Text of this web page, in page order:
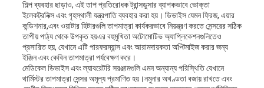
শিল্প ব্যবহার ছাড়াও, এই তাপ প্রতিরোধক ট্রান্সডুসার ব্যাপকভাবে ভোক্তা
ইলেকট্রনিক্স এবং গৃহস্থালী যন্ত্রপাতি ব্যবহার করা হয়। ডিভাইস যেমন ফ্রিজ, এয়ার
কন্ডিশনার,এবং ওয়াটার হিটারগুলি তাপমাত্রা কার্যকরভাবে নিয়ন্ত্রণ করতে সেন্সরের সঠিক
তাপীয় পাঠ্য থেকে উপকৃত হয়এর বহুমুখিতা অটোমোটিভ অ্যাপ্লিকেশনগুলিতেও
প্রসারিত হয়, যেখানে এটি পারফরম্যান্স এবং আরামদায়কতা অপ্টিমাইজ করার জন্য
ইঞ্জিন এবং কেবিন তাপমাত্রা পর্যবেক্ষণ করে।
মেডিকেল ডিভাইস এবং ল্যাবরেটরি সরঞ্জামগুলি এমন অন্যান্য পরিস্থিতি যেখানে
থার্মিস্টর তাপমাত্রা সেন্সর অমূল্য প্রমাণিত হয়।নমুনার অখণ্ডতা বজায় রাখতে এবং